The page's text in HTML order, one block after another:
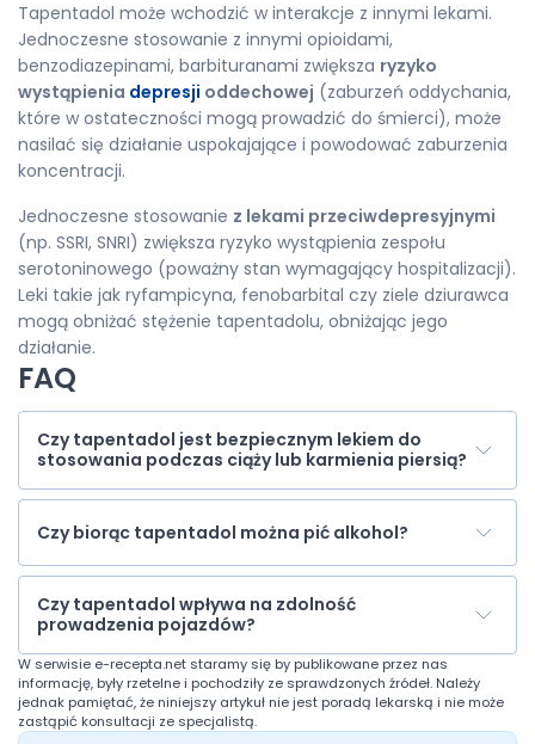
Tapentadol może wchodzić w interakcje z innymi lekami.
Jednoczesne stosowanie z innymi opioidami,
benzodiazepinami, barbituranami zwiększa ryzyko
wystąpienia depresji oddechowej (zaburzeń oddychania,
które w ostateczności mogą prowadzić do śmierci), może
nasilać się działanie uspokajające i powodować zaburzenia
koncentracji.
Jednoczesne stosowanie z lekami przeciwdepresyjnymi
(np. SSRI, SNRI) zwiększa ryzyko wystąpienia zespołu
serotoninowego (poważny stan wymagający hospitalizacji).
Leki takie jak ryfampicyna, fenobarbital czy ziele dziurawca
mogą obniżać stężenie tapentadolu, obniżając jego
działanie.
FAQ
Czy tapentadol jest bezpiecznym lekiem do
stosowania podczas ciąży lub karmienia piersią?
Czy biorąc tapentadol można pić alkohol?
Czy tapentadol wpływa na zdolność
prowadzenia pojazdów?
W serwisie e-recepta.net staramy się by publikowane przez nas
informację, były rzetelne i pochodziły ze sprawdzonych źródeł. Należy
jednak pamiętać, że niniejszy artykuł nie jest poradą lekarską i nie może
zastąpić konsultacji ze specjalistą.